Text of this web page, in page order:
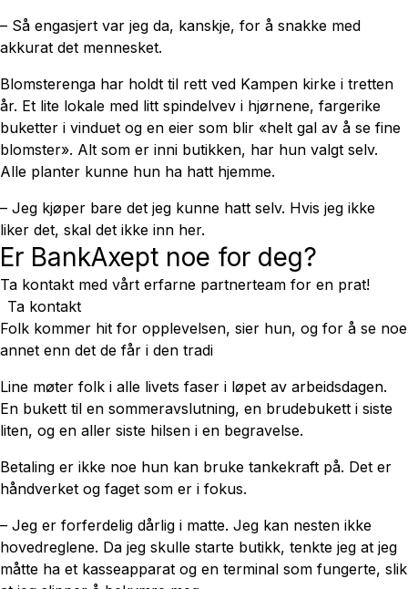
– Så engasjert var jeg da, kanskje, for å snakke med
akkurat det mennesket.
Blomsterenga har holdt til rett ved Kampen kirke i tretten
år. Et lite lokale med litt spindelvev i hjørnene, fargerike
buketter i vinduet og en eier som blir «helt gal av å se fine
blomster». Alt som er inni butikken, har hun valgt selv.
Alle planter kunne hun ha hatt hjemme.
– Jeg kjøper bare det jeg kunne hatt selv. Hvis jeg ikke
liker det, skal det ikke inn her.
Er BankAxept noe for deg?
Ta kontakt med vårt erfarne partnerteam for en prat!
Ta kontakt
Folk kommer hit for opplevelsen, sier hun, og for å se noe
annet enn det de får i den tradi
Line møter folk i alle livets faser i løpet av arbeidsdagen.
En bukett til en sommeravslutning, en brudebukett i siste
liten, og en aller siste hilsen i en begravelse.
Betaling er ikke noe hun kan bruke tankekraft på. Det er
håndverket og faget som er i fokus.
– Jeg er forferdelig dårlig i matte. Jeg kan nesten ikke
hovedreglene. Da jeg skulle starte butikk, tenkte jeg at jeg
måtte ha et kasseapparat og en terminal som fungerte, slik